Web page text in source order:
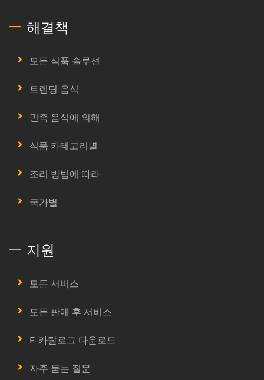
해결책
모든 식품 솔루션
트렌딩 음식
민족 음식에 의해
식품 카테고리별
조리 방법에 따라
국가별
지원
모든 서비스
모든 판매 후 서비스
E-카탈로그 다운로드
자주 묻는 질문